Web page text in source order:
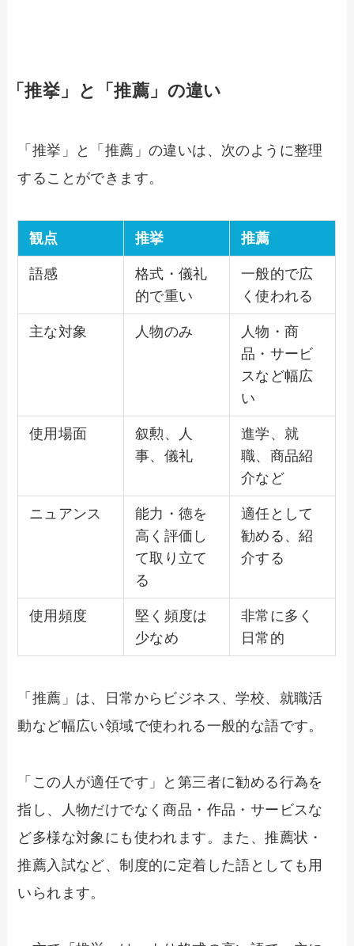
「推挙」と「推薦」の違い
「推挙」と「推薦」の違いは、次のように整理
することができます。
観点 推挙 推薦
語感
格式・儀礼
的で重い
一般的で広
く使われる
主な対象 人物のみ
人物・商
品・サービ
スなど幅広
い
使用場面
叙勲、人
事、儀礼
進学、就
職、商品紹
介など
ニュアンス
能力・徳を
高く評価し
て取り立て
る
適任として
勧める、紹
介する
使用頻度
堅く頻度は
少なめ
非常に多く
日常的
「推薦」は、日常からビジネス、学校、就職活
動など幅広い領域で使われる一般的な語です。
「この人が適任です」と第三者に勧める行為を
指し、人物だけでなく商品・作品・サービスな
ど多様な対象にも使われます。また、推薦状・
推薦入試など、制度的に定着した語としても用
いられます。